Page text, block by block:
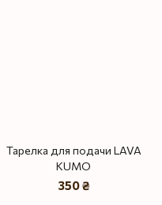
Тарелка для подачи LAVA
KUMO
350 ₴